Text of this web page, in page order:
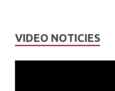
VIDEO NOTICIES